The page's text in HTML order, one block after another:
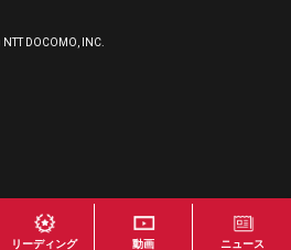
リーディング 動画 ニュース
NTT DOCOMO, INC.